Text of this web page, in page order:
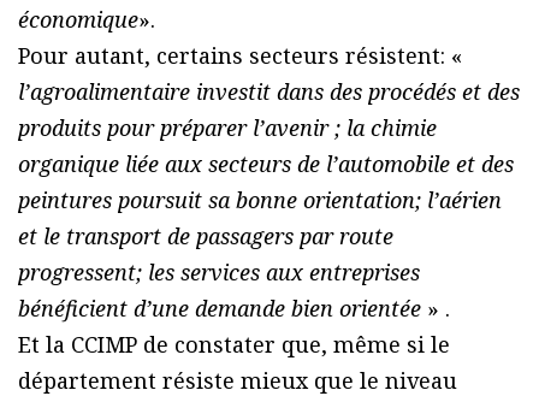
économique».
Pour autant, certains secteurs résistent: «
l’agroalimentaire investit dans des procédés et des
produits pour préparer l’avenir ; la chimie
organique liée aux secteurs de l’automobile et des
peintures poursuit sa bonne orientation; l’aérien
et le transport de passagers par route
progressent; les services aux entreprises
bénéficient d’une demande bien orientée » .
Et la CCIMP de constater que, même si le
département résiste mieux que le niveau